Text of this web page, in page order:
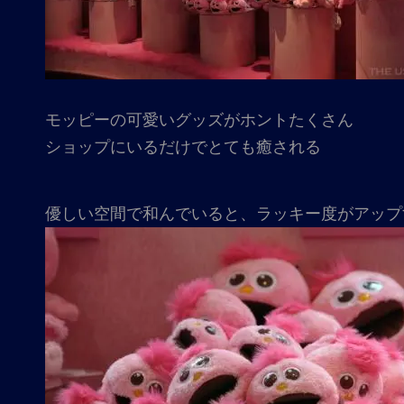
モッピーの可愛いグッズがホントたくさん
ショップにいるだけでとても癒される
優しい空間で和んでいると、ラッキー度がアッ